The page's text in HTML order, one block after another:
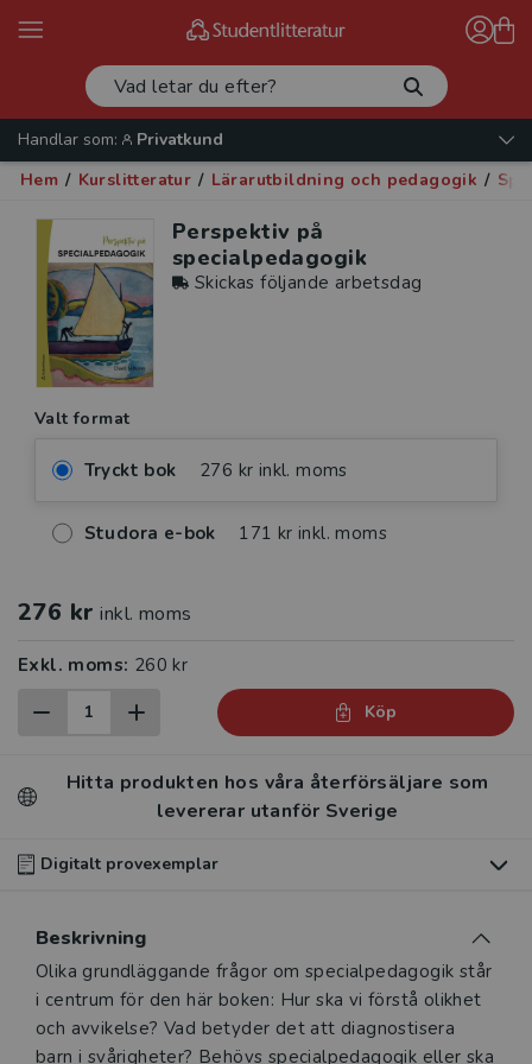
Handlar som:
Privatkund
Hem / Kurslitteratur / Lärarutbildning och pedagogik /
Perspektiv på
specialpedagogik
Skickas följande arbetsdag
Valt format
Tryckt bok 276 kr inkl. moms
Studora e-bok 171 kr inkl. moms
276 kr inkl. moms
Exkl. moms: 260 kr
Köp
Hitta produkten hos våra återförsäljare som
levererar utanför Sverige
Digitalt provexemplar
digitalt provexemplar av den här produkten
Våra digitala provexemplar tillhandahålls via Studora.se
och ger dig tillgång till boken under 180 dagar. Observera
att erbjudandet endast gäller relevanta produkter för din
Beskrivning
Beskrivning
Olika grundläggande frågor om specialpedagogik står
i centrum för den här boken: Hur ska vi förstå olikhet
och avvikelse? Vad betyder det att diagnostisera
barn i svårigheter? Behövs specialpedagogik eller ska